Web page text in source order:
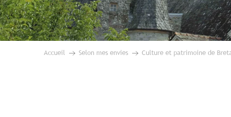
Accueil Selon mes envies Culture et patrimoine de